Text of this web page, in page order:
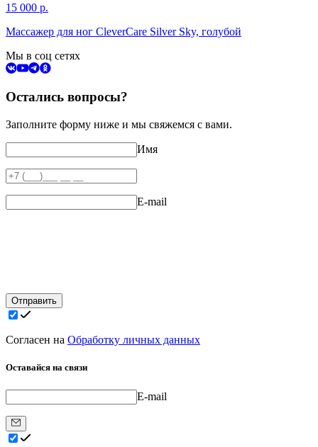
15 000 р.
Массажер для ног CleverCare Silver Sky, голубой
Мы в соц сетях
Остались вопросы?
Заполните форму ниже и мы свяжемся с вами.
Имя
E-mail
Отправить
Согласен на Обработку личных данных
Оставайся на связи
E-mail